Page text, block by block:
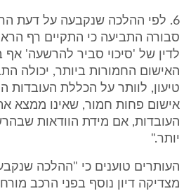
6. לפי ההלכה שנקבעה על דעת
סבורה התביעה כי התקיים רף
לדין של 'סיכוי סביר להרשעה' אף
האישום החמורות ביותר, יכולה
טיעון, לוותר על הכללת העובדות
אישום פחות חמור, שאינו ממצא
העובדות, אם מידת הוודאות
יותר."
העותרים טוענים כי "ההלכה
מצדיקה דיון נוסף בפני הרכב